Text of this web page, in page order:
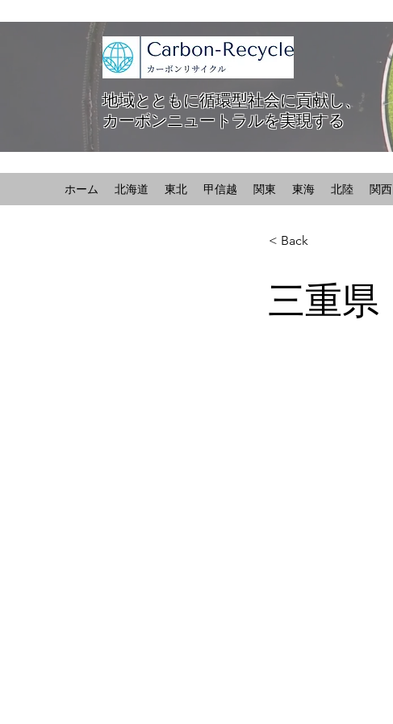
地域とともに循環型社会に貢献し、
カーボンニュートラルを実現する
ホーム 北海道 東北 甲信越 関東 東海 北陸 関西
< Back
三重県